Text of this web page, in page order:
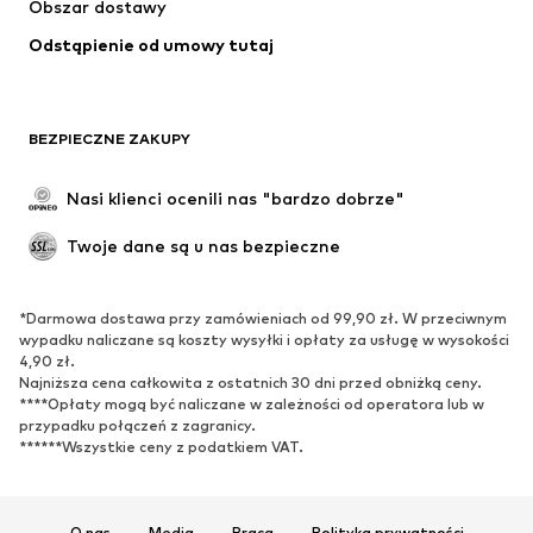
Bielizna
Płaszcze
Spódnice
Specjalne okazje
Ekskluzywne
Nowości
Na czasie
Trampki & sneakersy
Czółenka & buty na obcasie
Kozaki
Sandały
Obszar dostawy
Odstąpienie od umowy tutaj
BEZPIECZNE ZAKUPY
Nasi klienci ocenili nas "bardzo dobrze"
Twoje dane są u nas bezpieczne
*Darmowa dostawa przy zamówieniach od 99,90 zł. W przeciwnym
wypadku naliczane są koszty wysyłki i opłaty za usługę w wysokości
4,90 zł.
Najniższa cena całkowita z ostatnich 30 dni przed obniżką ceny.
****Opłaty mogą być naliczane w zależności od operatora lub w
przypadku połączeń z zagranicy.
******Wszystkie ceny z podatkiem VAT.